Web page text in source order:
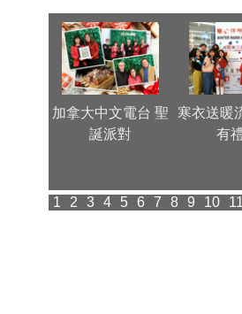
加拿大中文電台 聖
誕派對
寒衣送暖
有
1 2 3 4 5 6 7 8 9 10 11